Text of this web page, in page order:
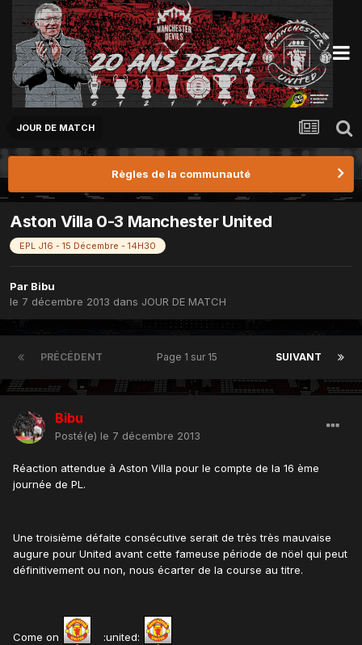
JOUR DE MATCH
Règles de la communauté
Aston Villa 0-3 Manchester United
EPL J16 - 15 Décembre - 14H30
Par Bibu
le 7 décembre 2013 dans JOUR DE MATCH
PRÉCÉDENT SUIVANT
Page 1 sur 15
Bibu
Posté(e) le 7 décembre 2013
Réaction attendue à Aston Villa pour le compte de la 16 ème
journée de PL.
Une troisième défaite consécutive serait de très très mauvaise
augure pour United avant cette fameuse période de nöel qui peut
définitivement ou non, nous écarter de la course au titre.
Come on :united: